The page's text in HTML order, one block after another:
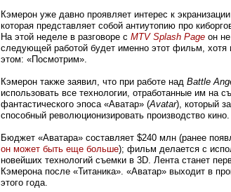
Кэмерон уже давно проявляет интерес к экранизации
которая представляет собой антиутопию про
На этой неделе в разговоре с MTV Splash Page он
следующей работой будет именно этот фильм, хотя
этом: «Посмотрим».
Кэмерон также заявил, что при работе над Battle
использовать все технологии, отработанные им на
фантастического эпоса «Аватар» (Avatar), который
способный революционизировать производство кино.
Бюджет «Аватара» составляет $240 млн (ранее
он может быть еще больше); фильм делается с
новейших технологий съемки в 3D. Лента станет
Кэмерона после «Титаника». «Аватар» выходит в
этого года.